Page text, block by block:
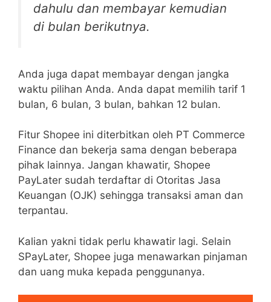
dahulu dan membayar kemudian
di bulan berikutnya.
Anda juga dapat membayar dengan jangka
waktu pilihan Anda. Anda dapat memilih tarif 1
bulan, 6 bulan, 3 bulan, bahkan 12 bulan.
Fitur Shopee ini diterbitkan oleh PT Commerce
Finance dan bekerja sama dengan beberapa
pihak lainnya. Jangan khawatir, Shopee
PayLater sudah terdaftar di Otoritas Jasa
Keuangan (OJK) sehingga transaksi aman dan
terpantau.
Kalian yakni tidak perlu khawatir lagi. Selain
SPayLater, Shopee juga menawarkan pinjaman
dan uang muka kepada penggunanya.